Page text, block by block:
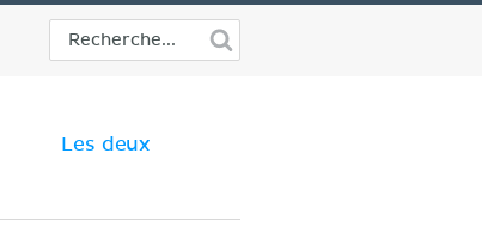
Les deux